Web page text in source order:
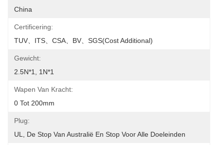
China
Certificering:
TUV、ITS、CSA、BV、SGS(cost Additional)
Gewicht:
2.5N*1, 1N*1
Wapen Van Kracht:
0 Tot 200mm
Plug:
UL, De Stop Van Australië En Stop Voor Alle Doeleinden